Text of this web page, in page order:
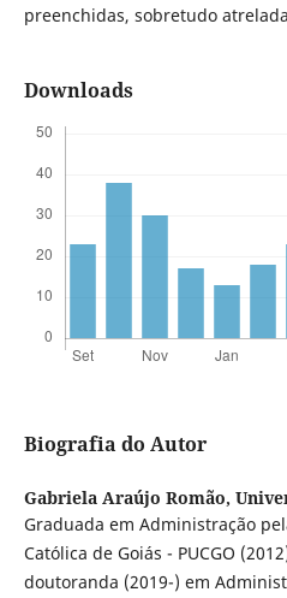
preenchidas, sobretudo
Downloads
Biografia do Autor
Gabriela Araújo Romão,
Graduada em Administração
Católica de Goiás - PUCGO
doutoranda (2019-) em